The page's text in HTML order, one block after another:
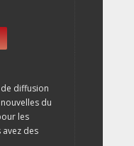
diffusion
du
les
avez des